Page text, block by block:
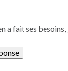
a fait ses besoins,